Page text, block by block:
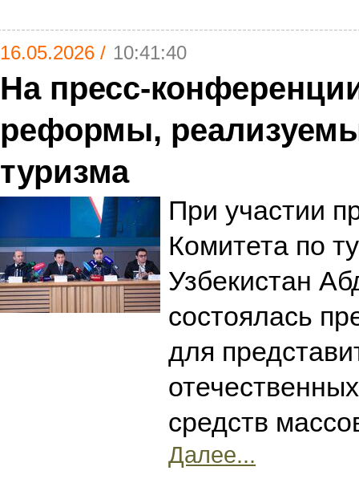
16.05.2026 / 10:41:40
На пресс-
реформы,
туризма
При участии
Комитета по
Узбекистан
состоялась
для
средств
Далее...